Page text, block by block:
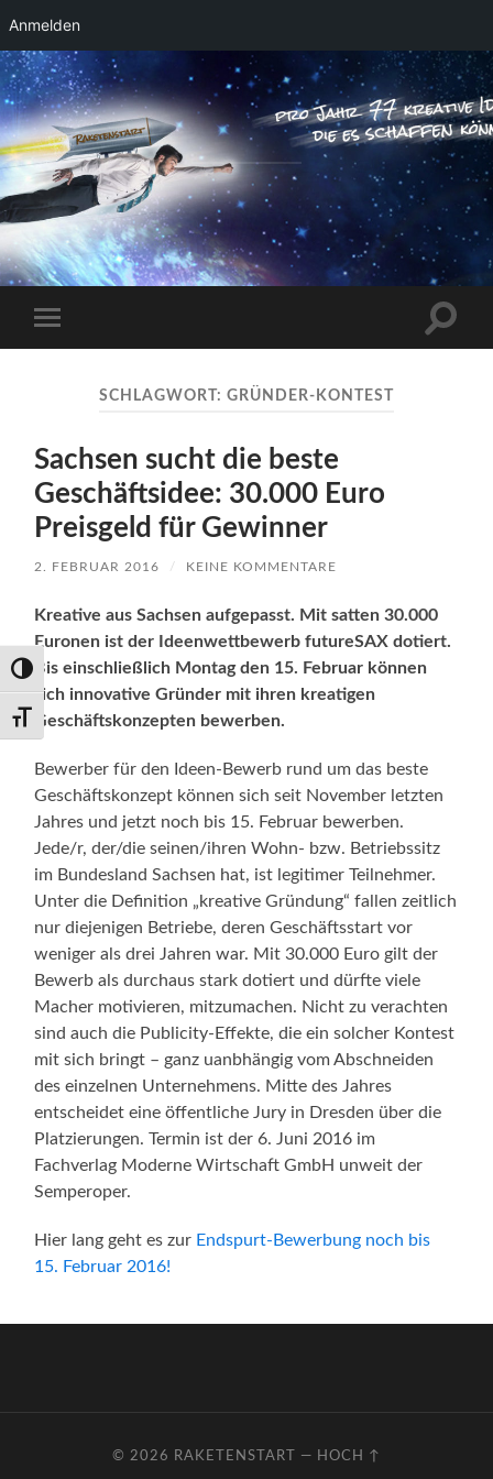
Umschalten auf hohe Kontraste
Schrift vergrößern
Anmelden
RAKETENSTART
Pro Jahr 77 kreative Ideen, die es schaffen
können ...
Menü
SCHLAGWORT: GRÜNDER-KONTEST
Sachsen sucht die beste
Geschäftsidee: 30.000 Euro
Preisgeld für Gewinner
2. FEBRUAR 2016 / KEINE KOMMENTARE
Kreative aus Sachsen aufgepasst. Mit satten 30.000
Euronen ist der Ideenwettbewerb futureSAX dotiert.
Bis einschließlich Montag den 15. Februar können
sich innovative Gründer mit ihren kreatigen
Geschäftskonzepten bewerben.
Bewerber für den Ideen-Bewerb rund um das beste
Geschäftskonzept können sich seit November letzten
Jahres und jetzt noch bis 15. Februar bewerben.
Jede/r, der/die seinen/ihren Wohn- bzw. Betriebssitz
im Bundesland Sachsen hat, ist legitimer Teilnehmer.
Unter die Definition „kreative Gründung“ fallen zeitlich
nur diejenigen Betriebe, deren Geschäftsstart vor
weniger als drei Jahren war. Mit 30.000 Euro gilt der
Bewerb als durchaus stark dotiert und dürfte viele
Macher motivieren, mitzumachen. Nicht zu verachten
sind auch die Publicity-Effekte, die ein solcher Kontest
mit sich bringt – ganz uanbhängig vom Abschneiden
des einzelnen Unternehmens. Mitte des Jahres
entscheidet eine öffentliche Jury in Dresden über die
Platzierungen. Termin ist der 6. Juni 2016 im
Fachverlag Moderne Wirtschaft GmbH unweit der
Semperoper.
Hier lang geht es zur Endspurt-Bewerbung noch bis
15. Februar 2016!
© 2026 RAKETENSTART — HOCH ↑